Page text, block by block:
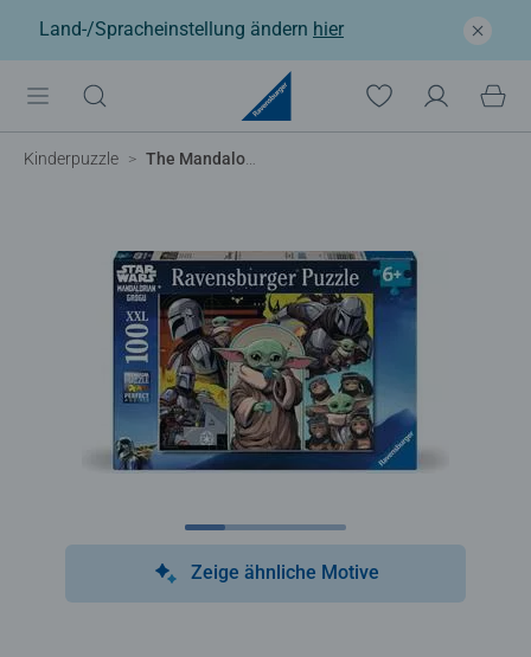
Land-/Spracheinstellung ändern hier
Kinderpuzzle The Mandalorian & Grogu
Zeige ähnliche Motive